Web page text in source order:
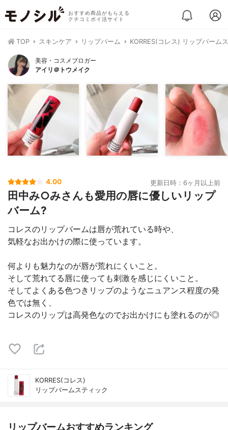
おすすめ商品がもらえる
クチコミポイ活サイト
TOP スキンケア リップバーム KORRES(コレス) リップバーム
美容・コスメブロガー
アイリ＠トウメイク
4.00 更新日時：6ヶ月以上前
田中み○みさんも愛用の唇に優しいリップ
バーム?
コレスのリップバームは唇が荒れている時や、
気軽なお出かけの際に使っています。
何よりも魅力なのが唇が荒れにくいこと。
そして荒れてる唇に使っても刺激を感じにくいこと。
そしてよくある色つきリップのようなニュアンス程度の発
色では無く、
コレスのリップは高発色なのでお出かけにも塗れるのが◎
KORRES(コレス)
リップバームスティック
リップバームおすすめランキング